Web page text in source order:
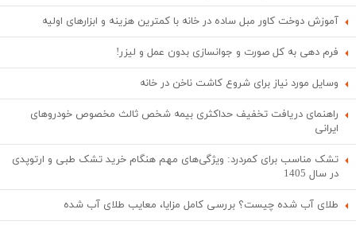
آموزش دوخت کاور مبل ساده در خانه با کمترین هزینه و ابزارهای اولیه
فرم دهی به کل صورت و جوانسازی بدون عمل و لیزر!
وسایل مورد نیاز برای شروع کاشت ناخن در خانه
راهنمای دریافت تخفیف حداکثری بیمه شخص ثالث مخصوص خودروهای
ایرانی
تشک مناسب برای کمردرد: ویژگی‌های مهم هنگام خرید تشک طبی و ارتوپدی
در سال 1405
طلای آب شده چیست؟ بررسی کامل مزایا، معایب طلای آب شده